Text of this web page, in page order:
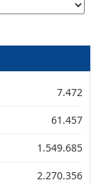
7.472
61.457
1.549.685
2.270.356